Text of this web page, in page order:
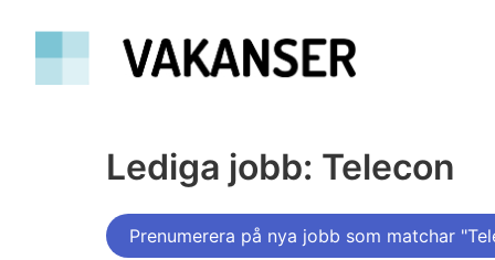
Lediga jobb: Telecon
Prenumerera på nya jobb som matchar